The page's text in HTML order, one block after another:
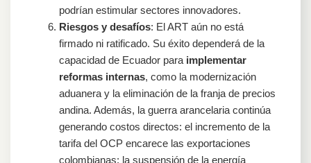
podrían estimular sectores innovadores.
Riesgos y desafíos: El ART aún no está
firmado ni ratificado. Su éxito dependerá de la
capacidad de Ecuador para implementar
reformas internas, como la modernización
aduanera y la eliminación de la franja de precios
andina. Además, la guerra arancelaria continúa
generando costos directos: el incremento de la
tarifa del OCP encarece las exportaciones
colombianas; la suspensión de la energía